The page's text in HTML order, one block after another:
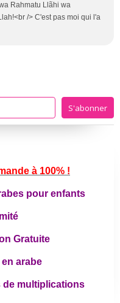
Rahmatu Llãhi wa
/> C'est pas moi qui l'a
à 100% !
pour enfants
Gratuite
arabe
de multiplications